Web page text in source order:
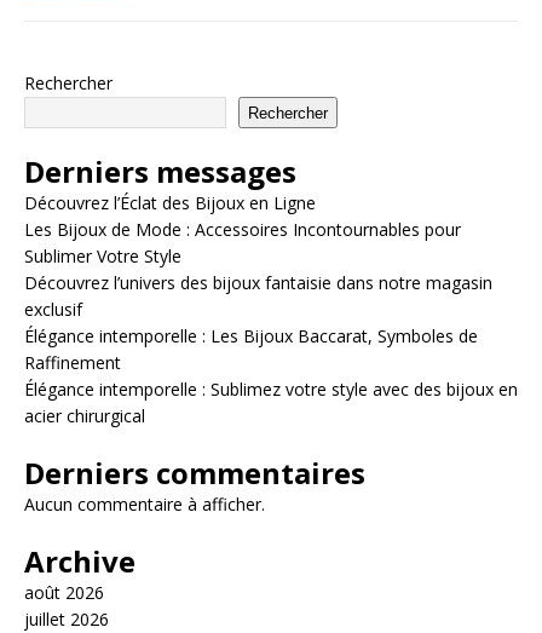
Rechercher
Rechercher
Derniers messages
Découvrez l’Éclat des Bijoux en Ligne
Les Bijoux de Mode : Accessoires Incontournables pour
Sublimer Votre Style
Découvrez l’univers des bijoux fantaisie dans notre magasin
exclusif
Élégance intemporelle : Les Bijoux Baccarat, Symboles de
Raffinement
Élégance intemporelle : Sublimez votre style avec des bijoux en
acier chirurgical
Derniers commentaires
Aucun commentaire à afficher.
Archive
août 2026
juillet 2026